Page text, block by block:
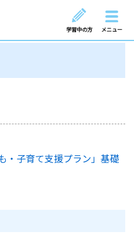
学習中の方 メニュー
・子育て支援プラン」基礎